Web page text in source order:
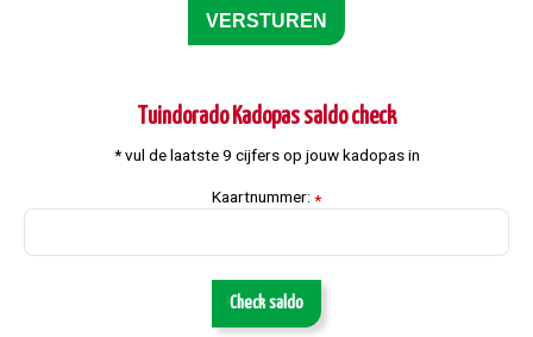
Tuindorado Kadopas saldo check
* vul de laatste 9 cijfers op jouw kadopas in
Kaartnummer: *
Check saldo